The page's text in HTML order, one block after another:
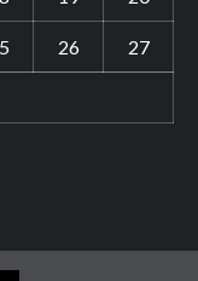
26 27